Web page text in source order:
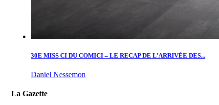
30E MISS CI DU COMICI – LE RECAP DE L’ARRIVÉE DES...
Daniel Nessemon
La Gazette